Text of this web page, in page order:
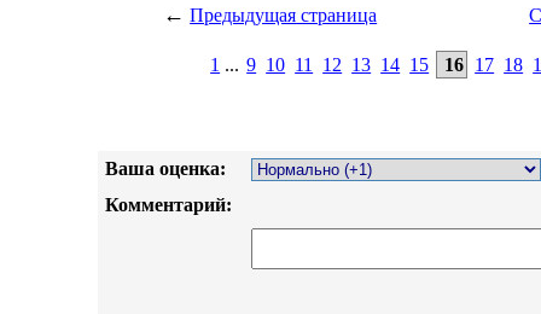
← Предыдущая страница
1 ... 9 10 11 12 13 14 15 16 17 18
Ваша оценка:
Комментарий: